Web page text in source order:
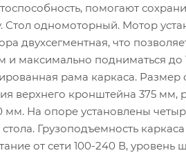
помогают
одномоторный. Мотор
двухсегментная, что
и максимально подниматься
рама каркаса. Размер
верхнего кронштейна 375 мм,
мм. На опоре установлены
Грузоподъемность каркаса
от сети 100-240 В, уровень